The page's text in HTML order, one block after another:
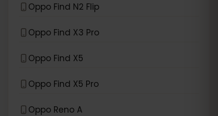
Oppo Find N2 Flip
Oppo Find X3 Pro
Oppo Find X5
Oppo Find X5 Pro
Oppo Reno A